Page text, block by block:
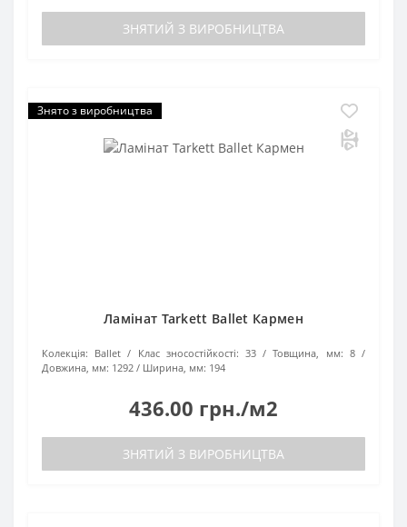
ЗНЯТИЙ З ВИРОБНИЦТВА
Знято з виробництва
Ламінат Tarkett Ballet Кармен
Колекція: Ballet Клас зносостійкості: 33 Товщина, мм: 8
Довжина, мм: 1292 Ширина, мм: 194
436.00 грн./м2
ЗНЯТИЙ З ВИРОБНИЦТВА